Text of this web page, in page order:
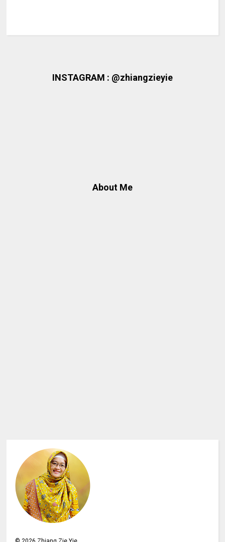
INSTAGRAM : @zhiangzieyie
About Me